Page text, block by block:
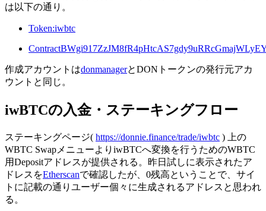
は以下の通り。
Token:iwbtc
作成アカウントはdonmanagerとDONトークンの発行元アカ
ウントと同じ。
iwBTCの入金・ステーキングフロー
ステーキングページ( https://donnie.finance/trade/iwbtc ) 上の
WBTC SwapメニューよりiwBTCへ変換を行うためのWBTC
用Depositアドレスが提供される。昨日試しに表示されたア
ドレスをEtherscanで確認したが、0残高ということで、サイ
トに記載の通りユーザー個々に生成されるアドレスと思われ
る。